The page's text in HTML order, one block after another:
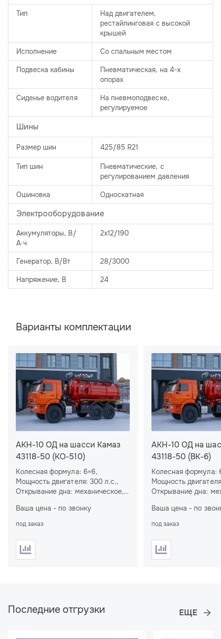
Тип
Над двигателем,
рестайлинговая с высокой
крышей
Исполнение Со спальным местом
Подвеска кабины
Пневматическая, на 4-х
опорах
Сиденье водителя
На пневмоподвеске,
регулируемое
Шины
Размер шин 425/85 R21
Тип шин
Пневматические, с
регулированием давления
Ошиновка Односкатная
Электрооборудование
Аккумуляторы, В/
А·ч
2х12/190
Генератор, В/Вт 28/3000
Напряжение, B 24
Варианты комплектации
АКН-10 ОД на шасси Камаз
43118-50 (КО-510)
Колесная формула: 6×6,
Мощность двигателя: 300 л.с.,
Открывание дна: механическое,
цистерны: нет, Насос: КО-510,
Спальное место: нет, Подогрев
Ваша цена - по звонку
под заказ
АКН-10 ОД на
43118-50 (BK-6)
Колесная формула:
Мощность
Открывание дна:
цистерны: нет, Насос: ВК-6,
Спальное место: нет,
Ваша цена - по
под заказ
Последние отгрузки